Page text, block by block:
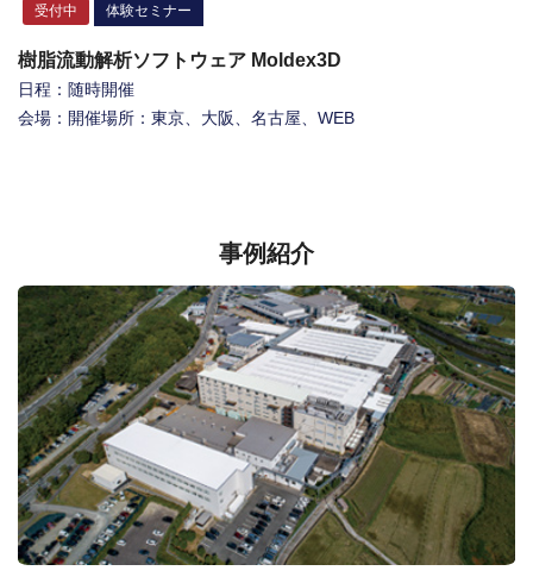
受付中 体験セミナー
樹脂流動解析ソフトウェア Moldex3D
日程：随時開催
会場：開催場所：東京、大阪、名古屋、WEB
事例紹介